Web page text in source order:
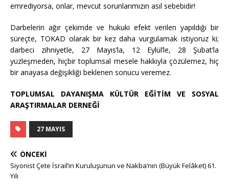
emrediyorsa, onlar, mevcut sorunlarımızın asıl sebebidir!
Darbelerin ağır çekimde ve hukuki efekt verilen yapıldığı bir
süreçte, TOKAD olarak bir kez daha vurgulamak istiyoruz ki;
darbeci zihniyetle, 27 Mayıs’la, 12 Eylül’le, 28 Şubat’la
yüzleşmeden, hiçbir toplumsal mesele hakkıyla çözülemez, hiç
bir anayasa değişikliği beklenen sonucu veremez.
TOPLUMSAL DAYANIŞMA KÜLTÜR EĞİTİM VE SOSYAL
ARAŞTIRMALAR DERNEĞİ
27 MAYIS
ÖNCEKI
Siyonist Çete İsrail’in Kuruluşunun ve Nakba’nın (Büyük Felâket) 61.
Yılı